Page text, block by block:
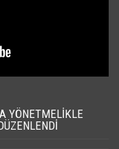
YÖNETMELIKLE